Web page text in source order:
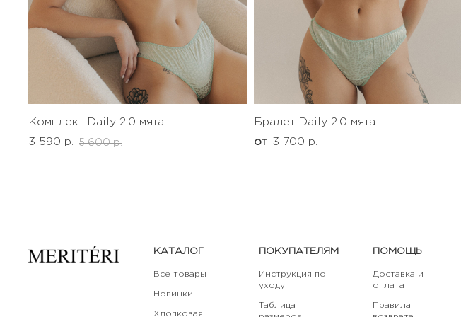
Комплект Daily 2.0 мята
3 590 р.
5 600 р.
Бралет Daily 2.0 мята
от
3 700 р.
КАТАЛОГ
Все товары
Новинки
Хлопковая
ПОКУПАТЕЛЯМ
Инструкция по
уходу
Таблица
ПОМОЩЬ
Доставка и
оплата
Правила